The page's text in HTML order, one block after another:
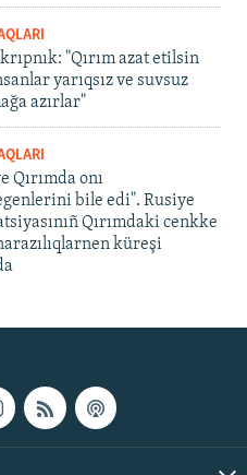
"Qırım azat etilsin
yarıqsız ve suvsuz
azırlar"
Qırımda onı
bile edi". Rusiye
Qırımdaki cenkke
küreşi